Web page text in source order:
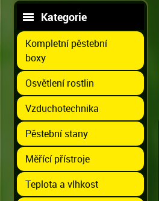
Kategorie
Kompletní pěstební
boxy
Osvětlení rostlin
Vzduchotechnika
Pěstební stany
Měřící přístroje
Teplota a vlhkost